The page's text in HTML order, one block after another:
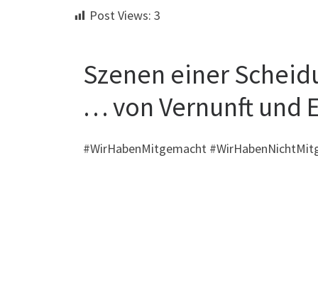
Post Views: 3
Szenen einer
… von Vernunft und
#WirHabenMitgemacht